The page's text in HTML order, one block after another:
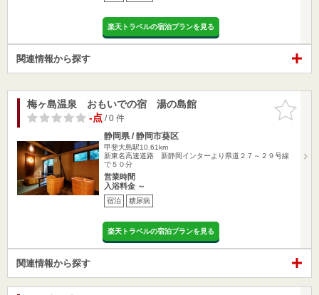
楽天トラベルの宿泊プランを見る
関連情報から探す
お気に入
りに追加
梅ヶ島温泉 おもいでの宿 湯の島館
-点/ 0 件
静岡県 / 静岡市葵区
甲斐大島駅10.61km
新東名高速道路 新静岡インターより県道２７～２９号線
で５０分
営業時間
入浴料金 ～
宿泊 糖尿病
楽天トラベルの宿泊プランを見る
関連情報から探す